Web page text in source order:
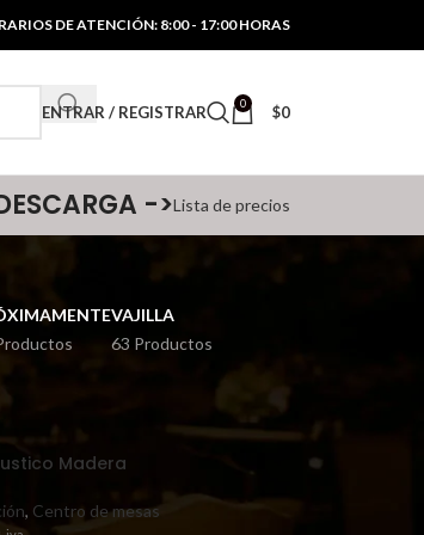
DE ATENCIÓN: 8:00 - 17:00 HORAS
ENTRAR / REGISTRAR 0 $0
->Lista de precios
VAJILLA
63 Productos
Madera
, Centro de mesas